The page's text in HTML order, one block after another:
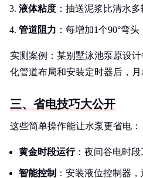
液体粘度 ：抽送泥浆比清水多
管道阻力 ：每增加1个90°弯
实测案例：某别墅泳池泵原设
化管道布局和安装定时器后，月
三、省电技巧大公开
这些简单操作能让水泵更省电：
黄金时段运行：夜间谷电时段
智能控制 ：安装液位控制器